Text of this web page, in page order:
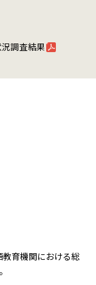
調査結果
育機関における総